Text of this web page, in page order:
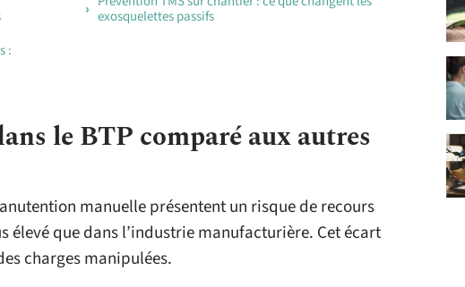
:
exosquelettes passifs
le BTP comparé aux autres
manuelle présentent un risque de recours
élevé que dans l’industrie manufacturière. Cet écart
charges manipulées.